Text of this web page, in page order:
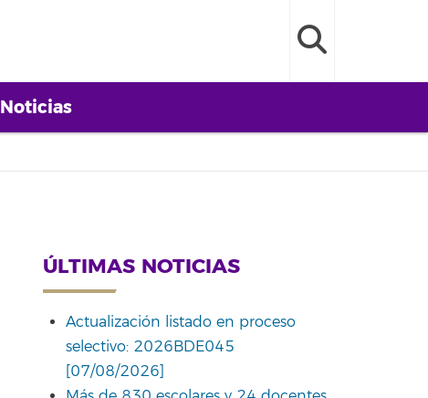
Noticias
ÚLTIMAS NOTICIAS
Actualización listado en proceso
selectivo: 2026BDE045
[07/08/2026]